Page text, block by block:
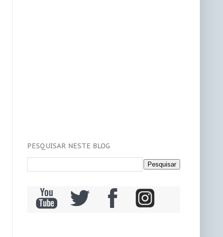
PESQUISAR NESTE BLOG